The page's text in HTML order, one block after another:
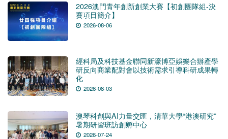
2026澳門青年創新創業大賽【初創團隊組-決
賽項目簡介】
2026-08-06
經科局及科技基金聯同新濠博亞娛樂合辦產學
研反向商業配對會以技術需求引導科研成果轉
化
2026-08-03
澳琴科創與AI力量交匯，清華大學“港澳研究”
暑期研習班訪創孵中心
2026-07-24